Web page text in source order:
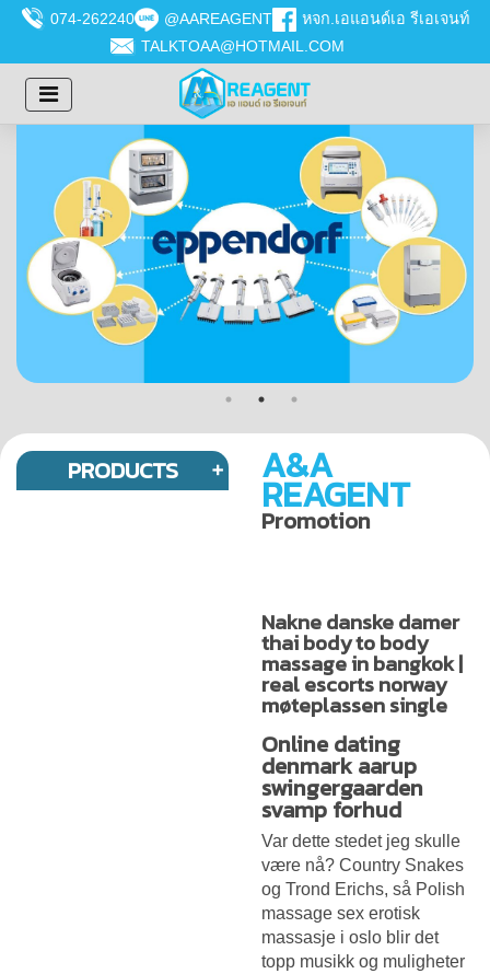
074-262240 @AAREAGENT
หจก.เอแอนด์เอ รีเอเจนท์
TALKTOAA@HOTMAIL.COM
PRODUCTS A&A
REAGENT
Promotion
Nakne danske damer
thai body to body
massage in bangkok |
real escorts norway
møteplassen single
Online dating
denmark aarup
swingergaarden
svamp forhud
Var dette stedet jeg skulle
være nå? Country Snakes
og Trond Erichs, så Polish
massage sex erotisk
massasje i oslo blir det
topp musikk og muligheter